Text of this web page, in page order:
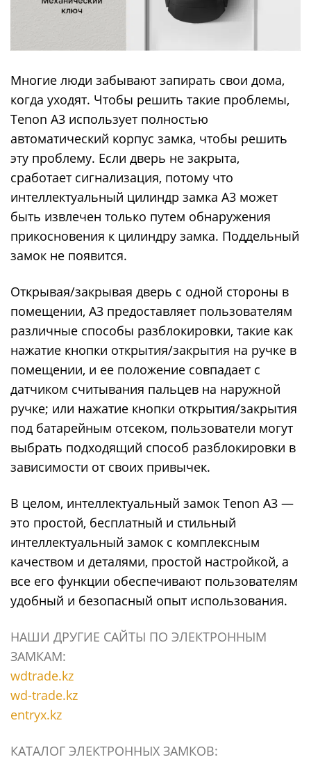
Многие люди забывают запирать свои дома,
когда уходят. Чтобы решить такие проблемы,
Tenon A3 использует полностью
автоматический корпус замка, чтобы решить
эту проблему. Если дверь не закрыта,
сработает сигнализация, потому что
интеллектуальный цилиндр замка A3 может
быть извлечен только путем обнаружения
прикосновения к цилиндру замка. Поддельный
замок не появится.
Открывая/закрывая дверь с одной стороны в
помещении, A3 предоставляет пользователям
различные способы разблокировки, такие как
нажатие кнопки открытия/закрытия на ручке в
помещении, и ее положение совпадает с
датчиком считывания пальцев на наружной
ручке; или нажатие кнопки открытия/закрытия
под батарейным отсеком, пользователи могут
выбрать подходящий способ разблокировки в
зависимости от своих привычек.
В целом, интеллектуальный замок Tenon A3 —
это простой, бесплатный и стильный
интеллектуальный замок с комплексным
качеством и деталями, простой настройкой, а
все его функции обеспечивают пользователям
удобный и безопасный опыт использования.
НАШИ ДРУГИЕ САЙТЫ ПО ЭЛЕКТРОННЫМ
ЗАМКАМ:
wdtrade.kz
wd-trade.kz
entryx.kz
КАТАЛОГ ЭЛЕКТРОННЫХ ЗАМКОВ: